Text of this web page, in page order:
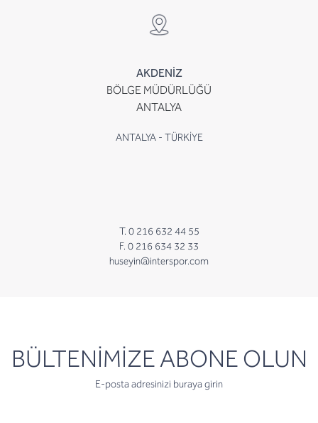
AKDENİZ
BÖLGE MÜDÜRLÜĞÜ
ANTALYA
ANTALYA - TÜRKİYE
T. 0 216 632 44 55
F. 0 216 634 32 33
huseyin@interspor.com
BÜLTENİMİZE ABONE OLUN
E-posta adresinizi buraya girin
newsletter